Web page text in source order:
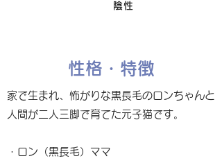
陰性
性格・特徴
家で生まれ、怖がりな黒長毛のロンちゃんと
人間が二人三脚で育てた元子猫です。
・ロン（黒長毛）ママ